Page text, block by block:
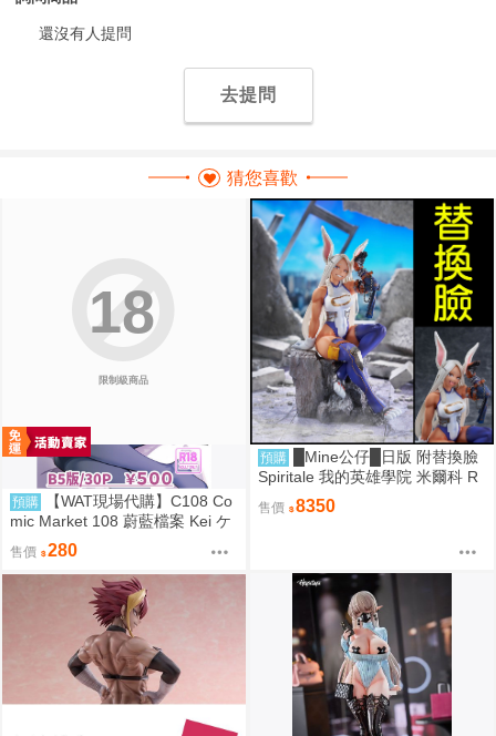
還沒有人提問
去提問
猜您喜歡
限制級商品
18
預購
【WAT現場代購】C108 Co
mic Market 108 蔚藍檔案 Kei ケ
イちゃん かいはつけいかくっ！
售價 280
預購
█Mine公仔█日版 附替換臉
Spiritale 我的英雄學院 米爾科 R
abbit 1/7 PVC D9265
售價 8350